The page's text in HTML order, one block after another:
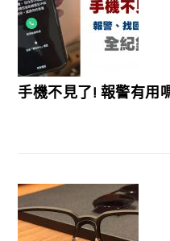
手機不見了! 報警有用